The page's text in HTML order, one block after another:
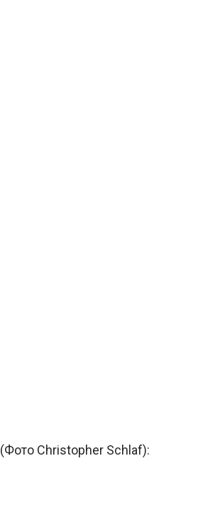
Christopher Schlaf):